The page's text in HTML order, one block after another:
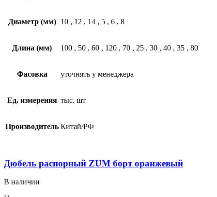
Диаметр (мм) 10 , 12 , 14 , 5 , 6 , 8
Длина (мм) 100 , 50 , 60 , 120 , 70 , 25 , 30 , 40 , 35 , 80
Фасовка уточнять у менеджера
Ед. измерения тыс. шт
Производитель Китай/РФ
Дюбель распорный ZUM борт оранжевый
В наличии